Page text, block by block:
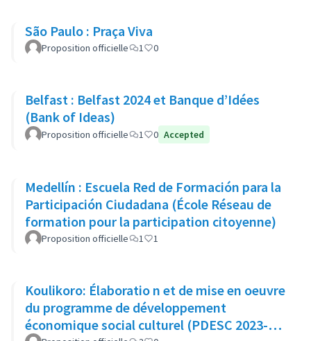
São Paulo : Praça Viva
Proposition officielle 1 0
Belfast : Belfast 2024 et Banque d’Idées
(Bank of Ideas)
Proposition officielle 1 0 Accepted
Medellín : Escuela Red de Formación para la
Participación Ciudadana (École Réseau de
formation pour la participation citoyenne)
Proposition officielle 1 1
Koulikoro: Élaboratio n et de mise en oeuvre
du programme de développement
économique social culturel (PDESC 2023-